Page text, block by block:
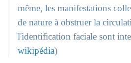
même, les manifestations
de nature à obstruer la
l'identification faciale sont
wikipédia)